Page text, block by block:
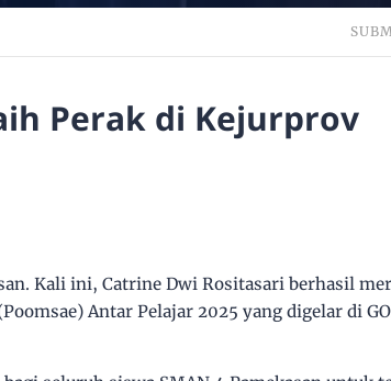
Perak di Kejurprov
Kali ini, Catrine Dwi Rositasari berhasil
Antar Pelajar 2025 yang digelar di